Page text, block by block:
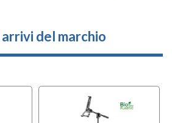
del marchio